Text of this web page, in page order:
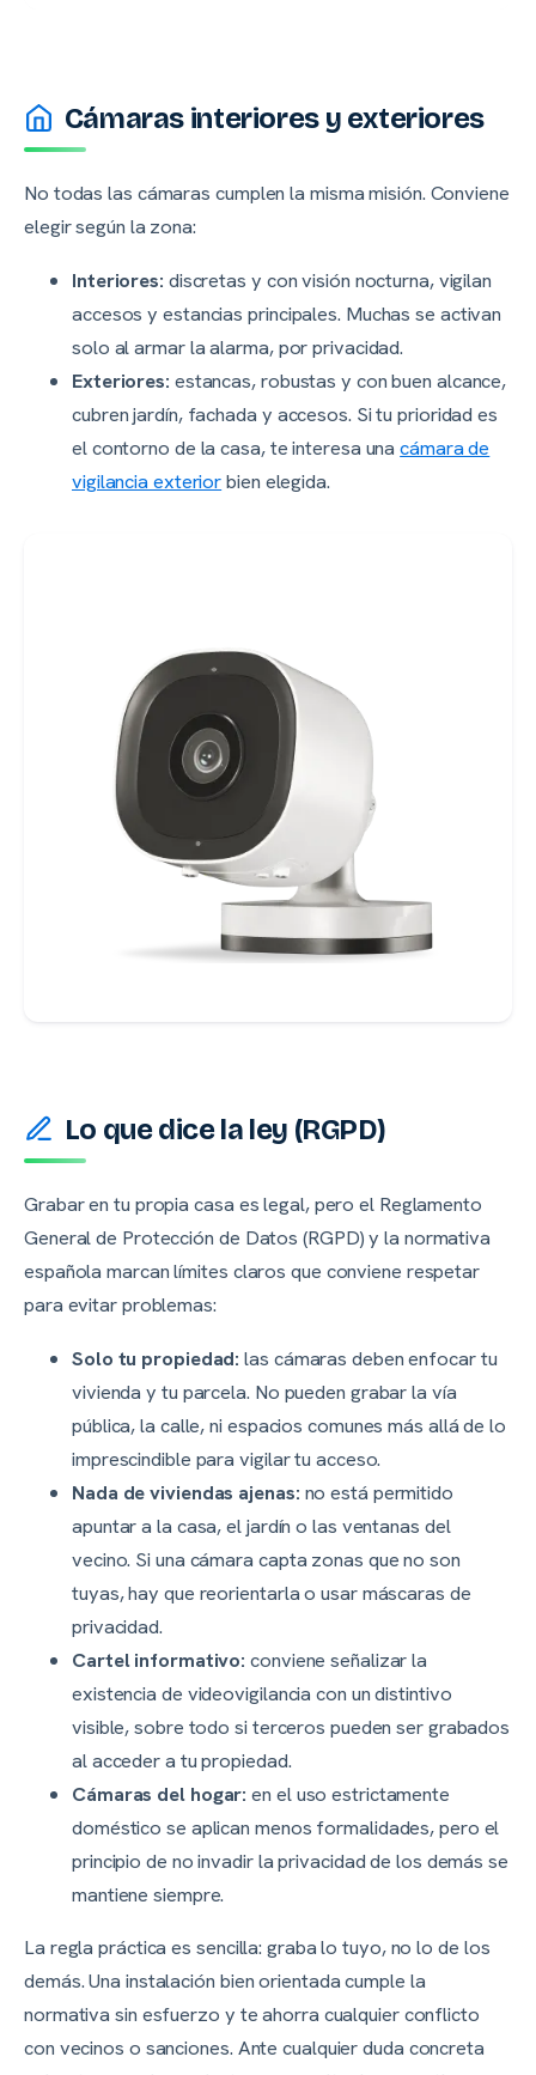
Cámaras interiores y exteriores
No todas las cámaras cumplen la misma misión. Conviene
elegir según la zona:
Interiores: discretas y con visión nocturna, vigilan
accesos y estancias principales. Muchas se activan
solo al armar la alarma, por privacidad.
Exteriores: estancas, robustas y con buen alcance,
cubren jardín, fachada y accesos. Si tu prioridad es
el contorno de la casa, te interesa unacámara de
vigilancia exteriorbien elegida.
Lo que dice la ley (RGPD)
Grabar en tu propia casa es legal, pero el Reglamento
General de Protección de Datos (RGPD) y la normativa
española marcan límites claros que conviene respetar
para evitar problemas:
Solo tu propiedad: las cámaras deben enfocar tu
vivienda y tu parcela. No pueden grabar la vía
pública, la calle, ni espacios comunes más allá de lo
imprescindible para vigilar tu acceso.
Nada de viviendas ajenas: no está permitido
apuntar a la casa, el jardín o las ventanas del
vecino. Si una cámara capta zonas que no son
tuyas, hay que reorientarla o usar máscaras de
privacidad.
Cartel informativo: conviene señalizar la
existencia de videovigilancia con un distintivo
visible, sobre todo si terceros pueden ser grabados
al acceder a tu propiedad.
Cámaras del hogar: en el uso estrictamente
doméstico se aplican menos formalidades, pero el
principio de no invadir la privacidad de los demás se
mantiene siempre.
La regla práctica es sencilla: graba lo tuyo, no lo de los
demás. Una instalación bien orientada cumple la
normativa sin esfuerzo y te ahorra cualquier conflicto
con vecinos o sanciones. Ante cualquier duda concreta